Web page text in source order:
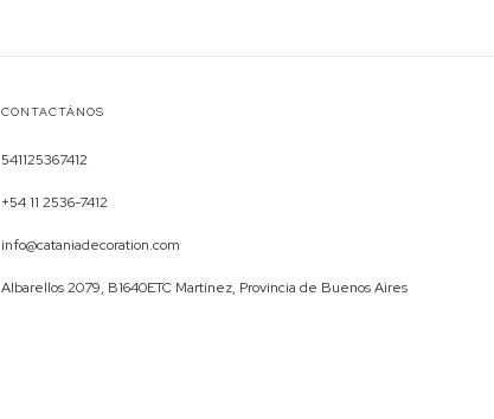
CONTACTÁNOS
541125367412
+54 11 2536-7412
info@cataniadecoration.com
Albarellos 2079, B1640ETC Martínez, Provincia de Buenos Aires